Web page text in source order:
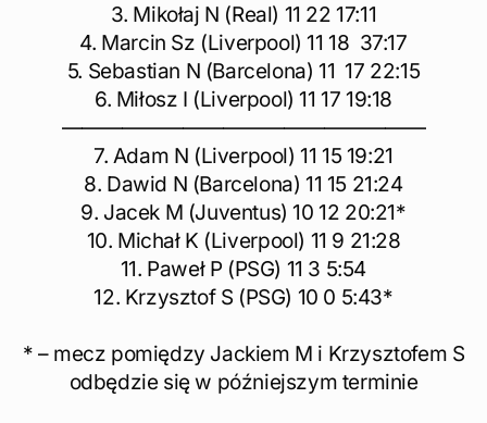
3. Mikołaj N (Real) 11 22 17:11
4. Marcin Sz (Liverpool) 11 18 37:17
5. Sebastian N (Barcelona) 11 17 22:15
6. Miłosz I (Liverpool) 11 17 19:18
——————————————————
7. Adam N (Liverpool) 11 15 19:21
8. Dawid N (Barcelona) 11 15 21:24
9. Jacek M (Juventus) 10 12 20:21*
10. Michał K (Liverpool) 11 9 21:28
11. Paweł P (PSG) 11 3 5:54
12. Krzysztof S (PSG) 10 0 5:43*
* – mecz pomiędzy Jackiem M i Krzysztofem S
odbędzie się w późniejszym terminie